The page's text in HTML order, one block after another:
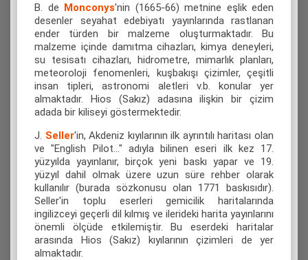
B. de Monconys'nin (1665-66) metnine eşlik eden
desenler seyahat edebiyatı yayınlarında rastlanan
ender türden bir malzeme oluşturmaktadır. Bu
malzeme içinde damıtma cihazları, kimya deneyleri,
su tesisatı cihazları, hidrometre, mimarlık planları,
meteoroloji fenomenleri, kuşbakışı çizimler, çeşitli
insan tipleri, astronomi aletleri v.b. konular yer
almaktadır. Hios (Sakız) adasına ilişkin bir çizim
adada bir kiliseyi göstermektedir.
J. Seller'in, Akdeniz kıyılarının ilk ayrıntılı haritası olan
ve "English Pilot..." adıyla bilinen eseri ilk kez 17.
yüzyılda yayınlanır, birçok yeni baskı yapar ve 19.
yüzyıl dahil olmak üzere uzun süre rehber olarak
kullanılır (burada sözkonusu olan 1771 baskısıdır).
Seller'in toplu eserleri gemicilik haritalarında
ingilizceyi geçerli dil kılmış ve ilerideki harita yayınlarını
önemli ölçüde etkilemiştir. Bu eserdeki haritalar
arasında Hios (Sakız) kıyılarının çizimleri de yer
almaktadır.